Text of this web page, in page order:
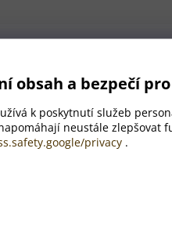
obsah a bezpečí
k poskytnutí služeb
neustále zlepšovat
privacy .
popruhem, 500 ml.